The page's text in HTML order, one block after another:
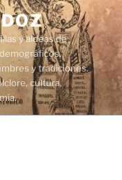
y aldeas de
y tradiciones.
cultura,